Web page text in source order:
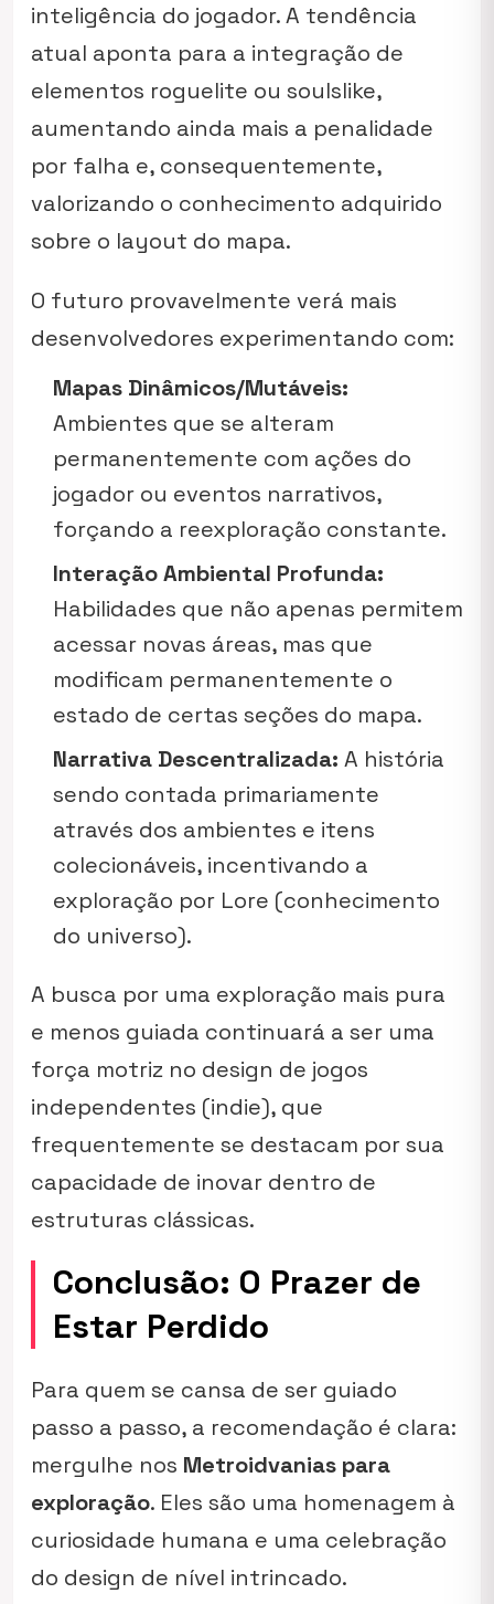
inteligência do jogador. A tendência
atual aponta para a integração de
elementos roguelite ou soulslike,
aumentando ainda mais a penalidade
por falha e, consequentemente,
valorizando o conhecimento adquirido
sobre o layout do mapa.
O futuro provavelmente verá mais
desenvolvedores experimentando com:
Mapas Dinâmicos/Mutáveis:
Ambientes que se alteram
permanentemente com ações do
jogador ou eventos narrativos,
forçando a reexploração constante.
Interação Ambiental Profunda:
Habilidades que não apenas permitem
acessar novas áreas, mas que
modificam permanentemente o
estado de certas seções do mapa.
Narrativa Descentralizada: A história
sendo contada primariamente
através dos ambientes e itens
colecionáveis, incentivando a
exploração por Lore (conhecimento
do universo).
A busca por uma exploração mais pura
e menos guiada continuará a ser uma
força motriz no design de jogos
independentes (indie), que
frequentemente se destacam por sua
capacidade de inovar dentro de
estruturas clássicas.
Conclusão: O Prazer de
Estar Perdido
Para quem se cansa de ser guiado
passo a passo, a recomendação é clara:
mergulhe nos Metroidvanias para
exploração. Eles são uma homenagem à
curiosidade humana e uma celebração
do design de nível intrincado.